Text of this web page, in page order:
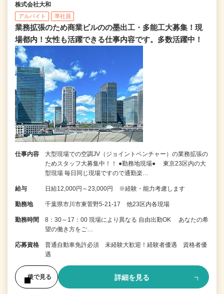
株式会社大和
アルバイト 準社員
業務拡張のため商業ビルのの墨出工・多能工大募集！現
場都内！女性も活躍できる仕事内容です。多数活躍中！
仕事内容
大型現場での空調JV（ジョイントベンチャー）の業務拡張の
ためスタッフ大募集中！！ ●勤務地現場● 東京23区内の大
型現場 毎日同じ現場ですので通勤楽…
給与 日給12,000円～23,000円 ※経験・能力考慮します
勤務地 千葉県市川市東菅野5-21-17 他23区内各現場
勤務時間
8：30～17：00 現場により異なる 自由出勤OK あなたの希
望の働き方をご…
応募資格
普通自動車免許必須 未経験大歓迎！経験者優遇 資格者優
遇
後で見る 詳細を見る